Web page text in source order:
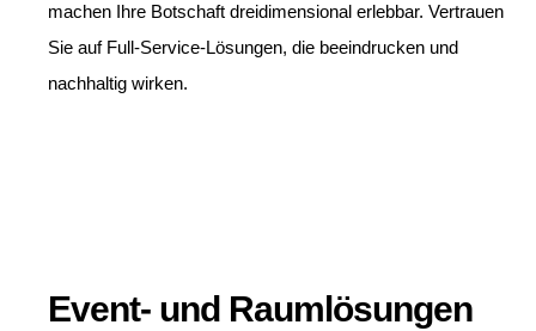
machen Ihre Botschaft dreidimensional erlebbar. Vertrauen
Sie auf Full-Service-Lösungen, die beeindrucken und
nachhaltig wirken.
Event- und Raumlösungen